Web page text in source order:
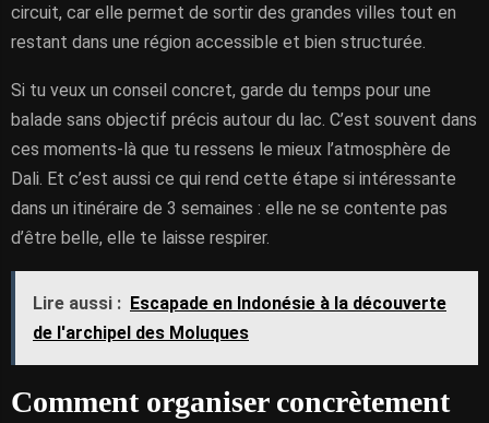
circuit, car elle permet de sortir des grandes villes tout en
restant dans une région accessible et bien structurée.
Si tu veux un conseil concret, garde du temps pour une
balade sans objectif précis autour du lac. C’est souvent dans
ces moments-là que tu ressens le mieux l’atmosphère de
Dali. Et c’est aussi ce qui rend cette étape si intéressante
dans un itinéraire de 3 semaines : elle ne se contente pas
d’être belle, elle te laisse respirer.
Lire aussi : Escapade en Indonésie à la découverte
de l'archipel des Moluques
Comment organiser concrètement